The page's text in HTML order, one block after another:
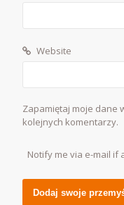
Website
Zapamiętaj moje dane
kolejnych komentarzy.
Notify me via e-mail if